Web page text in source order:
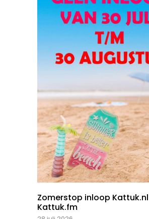
Zomerstop inloop
Kattuk.fm